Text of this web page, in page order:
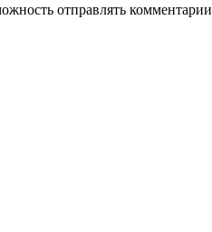
отправлять комментарии